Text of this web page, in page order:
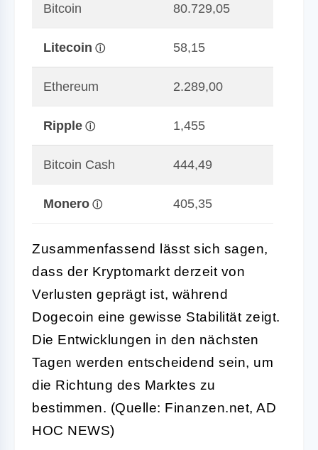
Bitcoin 80.729,05
Litecoin 58,15
Ethereum 2.289,00
Ripple 1,455
Bitcoin Cash 444,49
Monero 405,35
Zusammenfassend lässt sich sagen,
dass der Kryptomarkt derzeit von
Verlusten geprägt ist, während
Dogecoin eine gewisse Stabilität zeigt.
Die Entwicklungen in den nächsten
Tagen werden entscheidend sein, um
die Richtung des Marktes zu
bestimmen. (Quelle: Finanzen.net, AD
HOC NEWS)